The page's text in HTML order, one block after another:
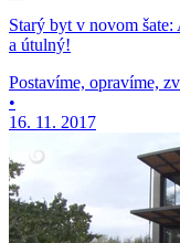
Starý byt v novom
a útulný!
Postavíme, opravíme,
•
16. 11. 2017